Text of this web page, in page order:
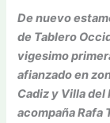
De nuevo
de Tablero
vigesimo
afianzado en
Cadiz y Villa del
acompaña Rafa